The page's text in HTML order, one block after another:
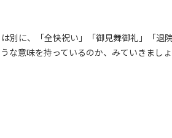
別に、「全快祝い」「御見舞御礼」「退
な意味を持っているのか、みていきまし